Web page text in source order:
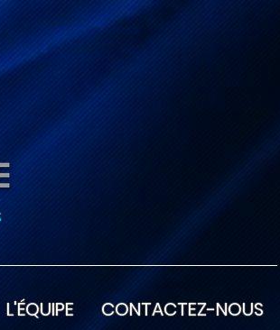
L'ÉQUIPE CONTACTEZ-NOUS